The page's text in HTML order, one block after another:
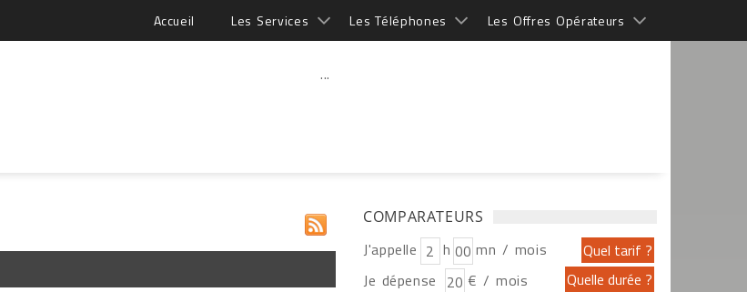
Accueil Les Services Les Téléphones Les Offres Opérateurs
...
COMPARATEURS
J'appelle h
mn / mois
Je dépense
€ / mois